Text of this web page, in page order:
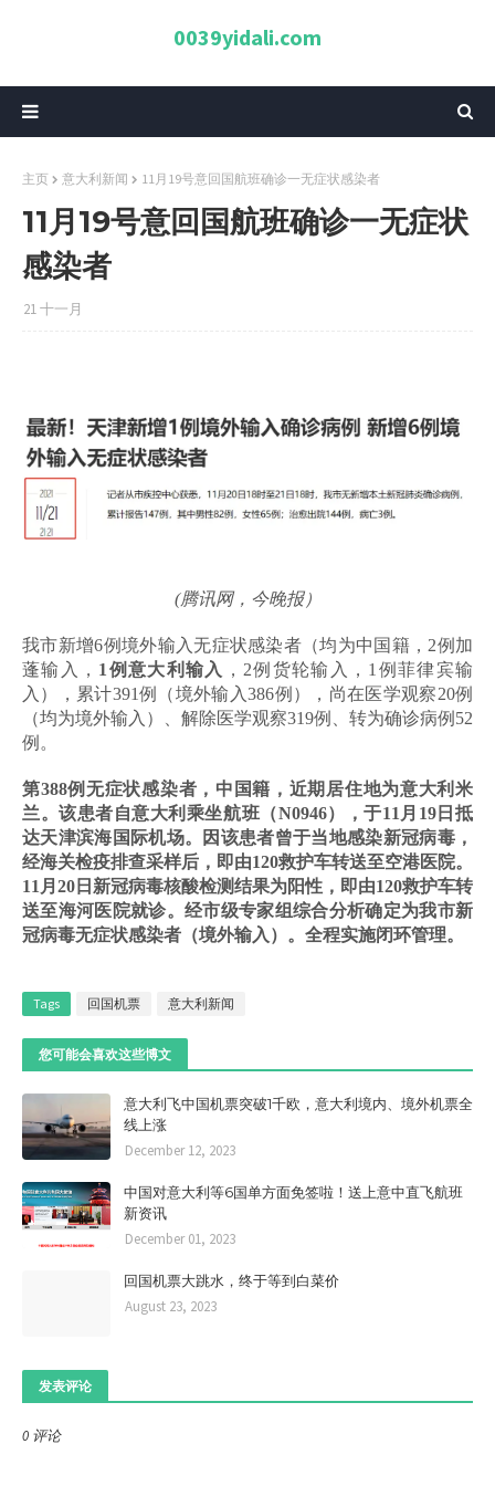
0039yidali.com
主页 意大利新闻 11月19号意回国航班确诊一无症状感染者
11月19号意回国航班确诊一无症状
感染者
21 十一月
(腾讯网，今晚报）
我市新增6例境外输入无症状感染者（均为中国籍，2例加
蓬输入， 1例意大利输入
，2例货轮输入，1例菲律宾输
入），累计391例（境外输入386例），尚在医学观察20例
（均为境外输入）、解除医学观察319例、转为确诊病例52
例。
第388例无症状感染者，中国籍，近期居住地为意大利米
兰。该患者自意大利乘坐航班（N0946），于11月19日抵
达天津滨海国际机场。因该患者曾于当地感染新冠病毒，
经海关检疫排查采样后，即由120救护车转送至空港医院。
11月20日新冠病毒核酸检测结果为阳性，即由120救护车转
送至海河医院就诊。 经市级专家组综合分析确定为我市新
冠病毒无症状感染者（境外输入）。全程实施闭环管理。
Tags 回国机票 意大利新闻
您可能会喜欢这些博文
意大利飞中国机票突破1千欧，意大利境内、境外机票全
线上涨
December 12, 2023
中国对意大利等6国单方面免签啦！送上意中直飞航班
新资讯
December 01, 2023
回国机票大跳水，终于等到白菜价
August 23, 2023
发表评论
0 评论